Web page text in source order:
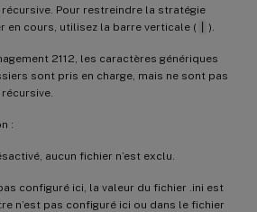
Pour restreindre la stratégie
en cours, utilisez la barre verticale (
).
2112, les caractères génériques
sont pris en charge, mais ne sont pas
:
aucun fichier n’est exclu.
configuré ici, la valeur du fichier .ini est
n’est pas configuré ici ou dans le fichier